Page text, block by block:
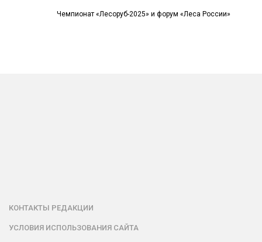
Чемпионат «Лесоруб-2025» и форум «Леса России»
КОНТАКТЫ РЕДАКЦИИ
УСЛОВИЯ ИСПОЛЬЗОВАНИЯ САЙТА